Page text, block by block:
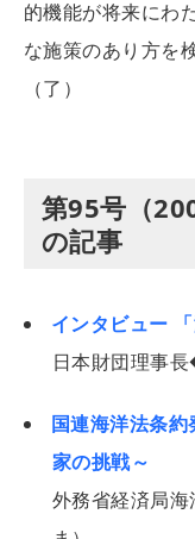
的機能が将来にわ
な施策のあり方を
（了）
第95号（
の記事
インタビュー
日本財団理事
国連海洋法条
家の挑戦～
外務省経済局